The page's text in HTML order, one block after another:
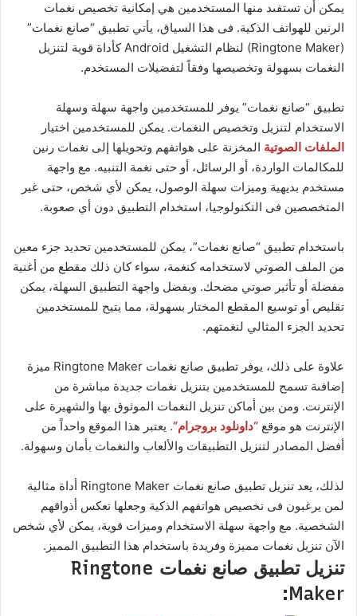
يمكن أن تستفىد منها المستخدمين هي إمكانية تخصيص نغمات
الرنين للهواتف الذكية. فى هذا السياق، يأتي تطبيق “صانع نغمات”
(Ringtone Maker) لنظام التشغيل Android كأداة قوية لتنزيل
النغمات بسهولة وتخصيصها وفقاً لتفضيلات المستخدم.
تطبيق “صانع نغمات” يوفر للمستخدمين واجهة سهلة وسهلة
الاستخدام لتنزيل وتخصيص النغمات. يمكن للمستخدمين اختيار
الملفات الصوتية المخزنة على هواتفهم وتحويلها إلى نغمات رنين
للمكالمات الواردة، أو الرسائل، أو حتى نغمة التنبيه. مع واجهة
مستخدم بديهية وميزات سهلة الوصول، يمكن لأي شخص، حتى غير
المتخصصين فى التكنولوجيا، استخدام التطبيق دون أي صعوبة.
باستخدام تطبيق “صانع نغمات”، يمكن للمستخدمين تحديد جزء معين
من الملف الصوتي لاستخدامه كنغمة، سواء كان ذلك مقطع من أغنية
مفضلة أو تأثير صوتي مضحك. وبفضل واجهة التطبيق السهلة، يمكن
تقليص أو توسيع المقطع المختار بسهولة، مما يتيح للمستخدمين
تحديد الجزء المثالي لنغمتهم.
علاوة على ذلك، يوفر تطبيق صانع نغمات Ringtone Maker ميزة
إضافىة تسمح للمستخدمين بتنزيل نغمات جديدة مباشرة من
الإنترنت. ومن بين أماكن تنزيل النغمات الموثوق بها والشهيرة على
الإنترنت هو موقع “داونلود بروجرام”. يعتبر هذا الموقع واحداً من
أفضل المصادر لتنزيل التطبيقات والألعاب والنغمات بأمان وسهولة.
لذلك، يعد تنزيل تطبيق صانع نغمات Ringtone Maker أداة مثالية
لمن يرغبون فى تخصيص هواتفهم الذكية وجعلها تعكس أذواقهم
الشخصية. مع واجهة سهلة الاستخدام وميزات قوية، يمكن لأي شخص
الآن تنزيل نغمات مميزة وفريدة باستخدام هذا التطبيق المميز.
تنزيل تطبيق صانع نغمات Ringtone
Maker: